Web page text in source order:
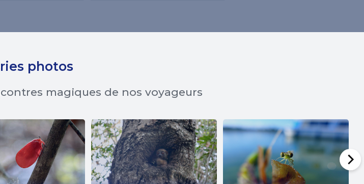
photos
magiques de nos voyageurs